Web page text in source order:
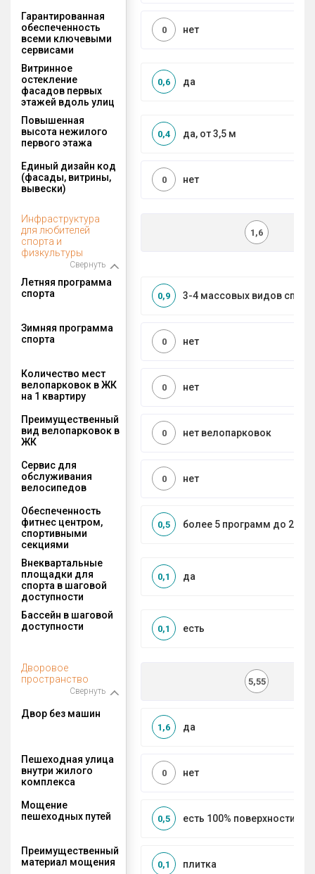
Гарантированная
обеспеченность
всеми ключевыми
сервисами
нет
0
Витринное
остекление
фасадов первых
этажей вдоль улиц
да
0,6
Повышенная
высота нежилого
первого этажа
да, от 3,5 м
0,4
Единый дизайн код
(фасады, витрины,
вывески)
нет
0
Инфраструктура
для любителей
спорта и
физкультуры
Свернуть
1,6
Летняя программа
спорта
3-4 массовых видов
0,9
Зимняя программа
спорта
нет
0
Количество мест
велопарковок в ЖК
на 1 квартиру
нет
0
Преимущественный
вид велопарковок в
ЖК
нет велопарковок
0
Сервис для
обслуживания
велосипедов
нет
0
Обеспеченность
фитнес центром,
спортивными
секциями
более 5 программ до 2 км
0,5
Внеквартальные
площадки для
спорта в шаговой
доступности
да
0,1
Бассейн в шаговой
доступности
есть
0,1
Дворовое
пространство
Свернуть
5,55
Двор без машин
да
1,6
Пешеходная улица
внутри жилого
комплекса
нет
0
Мощение
пешеходных путей
есть 100% поверхности
0,5
Преимущественный
материал мощения
плитка
0,1